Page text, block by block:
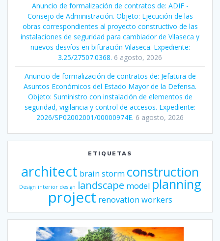
Anuncio de formalización de contratos de: ADIF -
Consejo de Administración. Objeto: Ejecución de las
obras correspondientes al proyecto constructivo de las
instalaciones de seguridad para cambiador de Vilaseca y
nuevos desvíos en bifuración Vilaseca. Expediente:
3.25/27507.0368. 6 agosto, 2026
Anuncio de formalización de contratos de: Jefatura de
Asuntos Económicos del Estado Mayor de la Defensa.
Objeto: Suministro con instalación de elementos de
seguridad, vigilancia y control de accesos. Expediente:
2026/SP02002001/00000974E. 6 agosto, 2026
ETIQUETAS
architect brain storm construction
Design interior design landscape model planning
project renovation workers